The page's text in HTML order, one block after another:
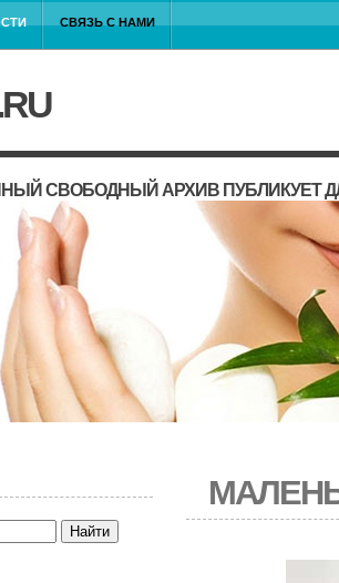
СВЯЗЬ С НАМИ
СВОБОДНЫЙ АРХИВ ПУБЛИКУЕТ